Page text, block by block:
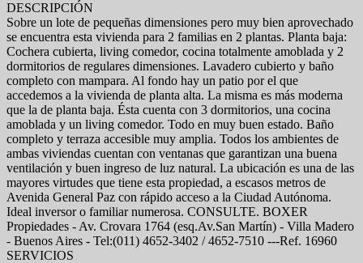
DESCRIPCIÓN
Sobre un lote de pequeñas dimensiones pero muy bien aprovechado
se encuentra esta vivienda para 2 familias en 2 plantas. Planta baja:
Cochera cubierta, living comedor, cocina totalmente amoblada y 2
dormitorios de regulares dimensiones. Lavadero cubierto y baño
completo con mampara. Al fondo hay un patio por el que
accedemos a la vivienda de planta alta. La misma es más moderna
que la de planta baja. Ésta cuenta con 3 dormitorios, una cocina
amoblada y un living comedor. Todo en muy buen estado. Baño
completo y terraza accesible muy amplia. Todos los ambientes de
ambas viviendas cuentan con ventanas que garantizan una buena
ventilación y buen ingreso de luz natural. La ubicación es una de las
mayores virtudes que tiene esta propiedad, a escasos metros de
Avenida General Paz con rápido acceso a la Ciudad Autónoma.
Ideal inversor o familiar numerosa. CONSULTE. BOXER
Propiedades - Av. Crovara 1764 (esq.Av.San Martín) - Villa Madero
- Buenos Aires - Tel:(011) 4652-3402 / 4652-7510 ---Ref. 16960
SERVICIOS